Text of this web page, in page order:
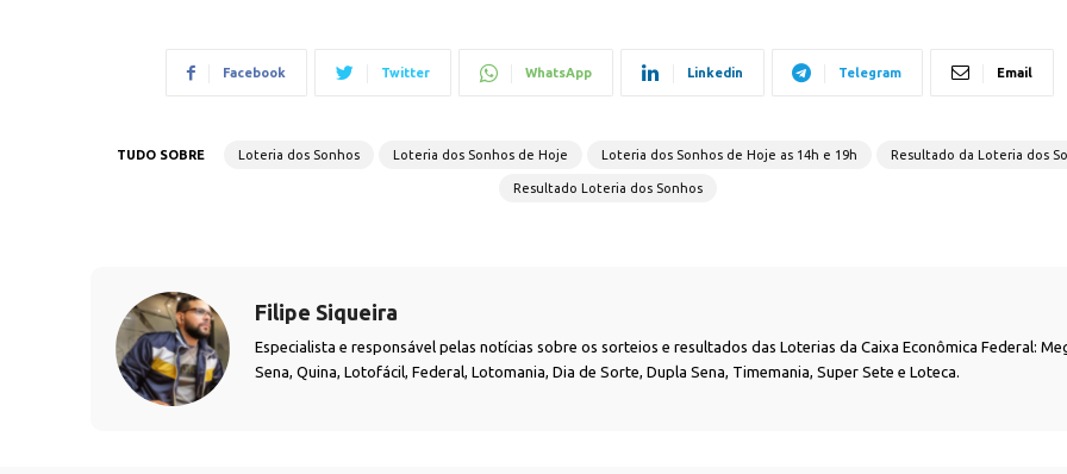
Facebook Twitter WhatsApp Linkedin Telegram Email
TUDO SOBRE Loteria dos Sonhos Loteria dos Sonhos de Hoje Loteria dos Sonhos de Hoje as 14h e 19h Resultado da Loteria dos
Resultado Loteria dos Sonhos
Filipe Siqueira
Especialista e responsável pelas notícias sobre os sorteios e resultados das Loterias da Caixa Econômica Federal:
Sena, Quina, Lotofácil, Federal, Lotomania, Dia de Sorte, Dupla Sena, Timemania, Super Sete e Loteca.